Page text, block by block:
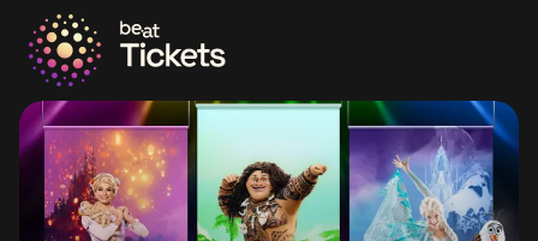
Ga naar de homepage